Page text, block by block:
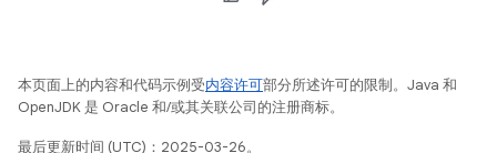
本页面上的内容和代码示例受内容许可部分所述许可的限制。Java 和
OpenJDK 是 Oracle 和/或其关联公司的注册商标。
最后更新时间 (UTC)：2025-03-26。